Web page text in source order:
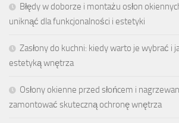
Błędy w doborze i montażu osłon
uniknąć dla funkcjonalności i estetyki
Zasłony do kuchni: kiedy warto je wybrać i
estetyką wnętrza
Osłony okienne przed słońcem i
zamontować skuteczną ochronę wnętrza